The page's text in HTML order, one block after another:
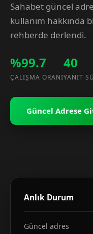
Sahabet güncel
kullanım hakkında
rehberde derlendi.
%99.7
ÇALIŞMA ORANI
40
YANIT
Güncel Adrese
Anlık Durum
Güncel adres